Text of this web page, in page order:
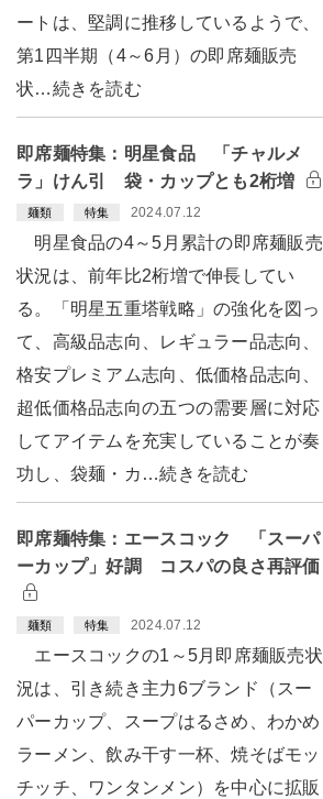
ートは、堅調に推移しているようで、
第1四半期（4～6月）の即席麺販売
状…続きを読む
即席麺特集：明星食品 「チャルメ
ラ」けん引 袋・カップとも2桁増
麺類 特集 2024.07.12
明星食品の4～5月累計の即席麺販売
状況は、前年比2桁増で伸長してい
る。「明星五重塔戦略」の強化を図っ
て、高級品志向、レギュラー品志向、
格安プレミアム志向、低価格品志向、
超低価格品志向の五つの需要層に対応
してアイテムを充実していることが奏
功し、袋麺・カ…続きを読む
即席麺特集：エースコック 「スーパ
ーカップ」好調 コスパの良さ再評価
麺類 特集 2024.07.12
エースコックの1～5月即席麺販売状
況は、引き続き主力6ブランド（スー
パーカップ、スープはるさめ、わかめ
ラーメン、飲み干す一杯、焼そばモッ
チッチ、ワンタンメン）を中心に拡販